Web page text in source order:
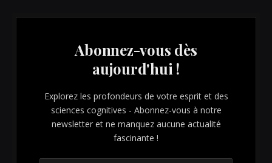
Abonnez-vous dès
aujourd'hui !
Explorez les profondeurs de votre esprit et des
sciences cognitives - Abonnez-vous à notre
newsletter et ne manquez aucune actualité
fascinante !